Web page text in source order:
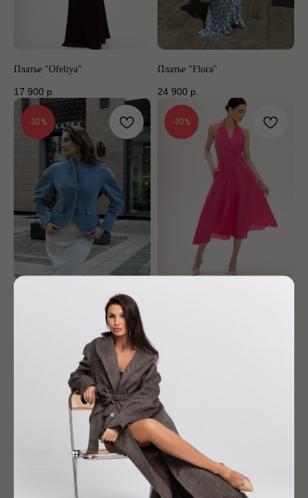
Платье "Ofeliya"
17 900 р.
Платье "Flora"
24 900 р.
-30% -30%